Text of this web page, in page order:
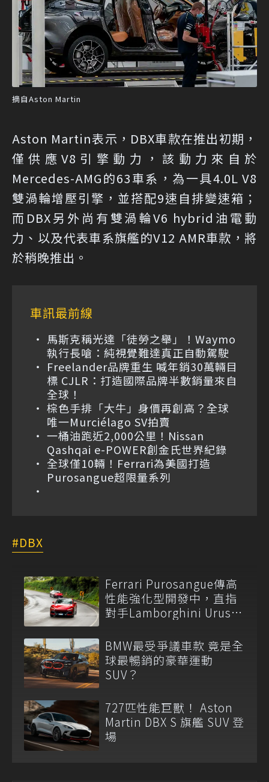
摘自Aston Martin
Aston Martin表示，DBX車款在推出初期，
僅供應V8引擎動力，該動力來自於
Mercedes-AMG的63車系，為一具4.0L V8
雙渦輪增壓引擎，並搭配9速自排變速箱；
而DBX另外尚有雙渦輪V6 hybrid油電動
力、以及代表車系旗艦的V12 AMR車款，將
於稍晚推出。
車訊最前線
馬斯克稱光達「徒勞之舉」！Waymo
執行長嗆：純視覺難達真正自動駕駛
Freelander品牌重生 喊年銷30萬輛目
標 CJLR：打造國際品牌半數銷量來自
全球！
棕色手排「大牛」身價再創高？全球
唯一Murciélago SV拍賣
一桶油跑近2,000公里！Nissan
Qashqai e-POWER創金氏世界紀錄
全球僅10輛！Ferrari為美國打造
Purosangue超限量系列
DBX
Ferrari Purosangue傳高
性能強化型開發中，直指
對手Lamborghini Urus
BMW最受爭議車款 竟是全
球最暢銷的豪華運動
SUV？
727匹性能巨獸！ Aston
Martin DBX S 旗艦 SUV 登
場